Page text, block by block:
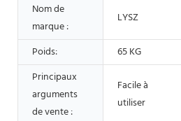
Nom de
marque :
LYSZ
Poids:
65 KG
Principaux
arguments
de vente :
Facile à
utiliser